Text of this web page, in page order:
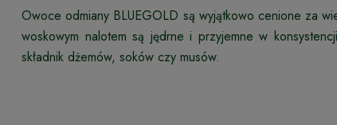
Owoce odmiany BLUEGOLD są wyjątkowo cenione za
woskowym nalotem są jędrne i przyjemne w
składnik dżemów, soków czy musów.